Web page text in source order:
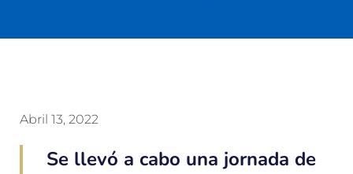
Abril 13, 2022
Se llevó a cabo una jornada de